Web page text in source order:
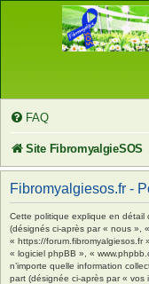
FAQ
Site FibromyalgieSOS
Fibromyalgiesos.fr -
Cette politique explique en détail
(désignés ci-après par « nous »,
« https://forum.fibromyalgiesos.fr
« logiciel phpBB », «
n’importe quelle information
part (désignée ci-après par « vos